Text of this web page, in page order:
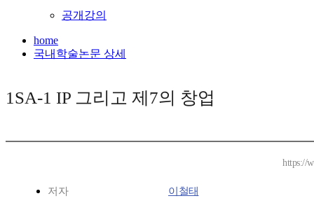
공개강의
home
국내학술논문 상세
1SA-1 IP 그리고 제7의 창업
https://
저자 이철태